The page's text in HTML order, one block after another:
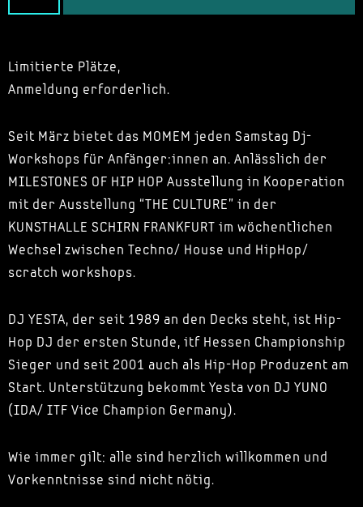
Limitierte Plätze,
Anmeldung erforderlich.
Seit März bietet das MOMEM jeden Samstag Dj-
Workshops für Anfänger:innen an. Anlässlich der
MILESTONES OF HIP HOP Ausstellung in Kooperation
mit der Ausstellung “THE CULTURE” in der
KUNSTHALLE SCHIRN FRANKFURT im wöchentlichen
Wechsel zwischen Techno/ House und HipHop/
scratch workshops.
DJ YESTA, der seit 1989 an den Decks steht, ist Hip-
Hop DJ der ersten Stunde, itf Hessen Championship
Sieger und seit 2001 auch als Hip-Hop Produzent am
Start. Unterstützung bekommt Yesta von DJ YUNO
(IDA/ ITF Vice Champion Germany).
Wie immer gilt: alle sind herzlich willkommen und
Vorkenntnisse sind nicht nötig.